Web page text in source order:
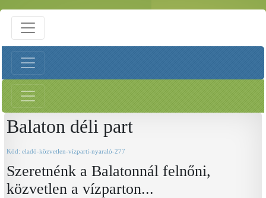
Balaton déli part
Kód: eladó-közvetlen-vízparti-nyaraló-277
Szeretnénk a Balatonnál felnőni,
közvetlen a vízparton...